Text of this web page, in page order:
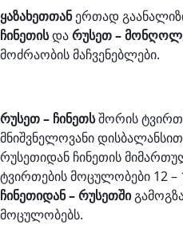
ყაზახეთთანერთად
ჩინეთისდარუსეთ –
მოძრაობის მაჩვენებლები.
რუსეთ – ჩინეთსშორის
მნიშვნელოვანი
რუსეთიდან ჩინეთის
ტვირთების მოცულობები 12 –
ჩინეთიდან – რუსეთში
მოცულობებს.